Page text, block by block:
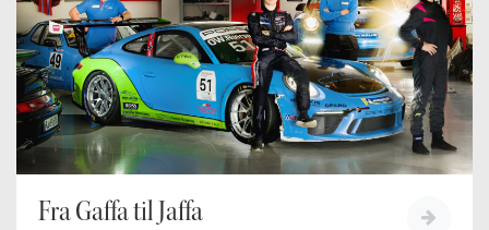
Fra Gaffa til Jaffa